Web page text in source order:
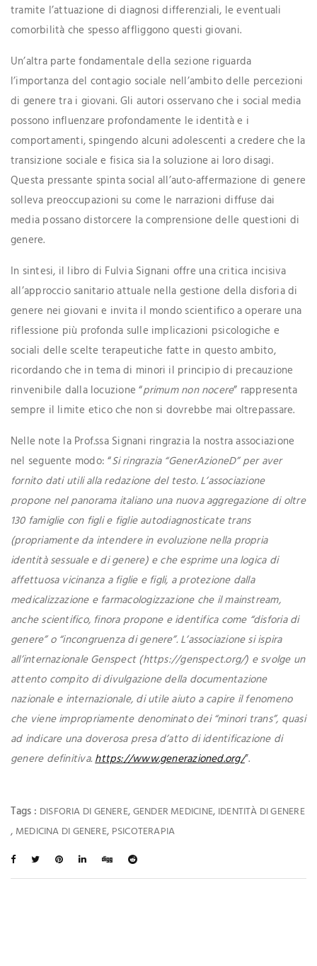
tramite l’attuazione di diagnosi differenziali, le eventuali
comorbilità che spesso affliggono questi giovani.
Un’altra parte fondamentale della sezione riguarda
l’importanza del contagio sociale nell’ambito delle percezioni
di genere tra i giovani. Gli autori osservano che i social media
possono influenzare profondamente le identità e i
comportamenti, spingendo alcuni adolescenti a credere che la
transizione sociale e fisica sia la soluzione ai loro disagi.
Questa pressante spinta social all’auto-affermazione di genere
solleva preoccupazioni su come le narrazioni diffuse dai
media possano distorcere la comprensione delle questioni di
genere.
In sintesi, il libro di Fulvia Signani offre una critica incisiva
all’approccio sanitario attuale nella gestione della disforia di
genere nei giovani e invita il mondo scientifico a operare una
riflessione più profonda sulle implicazioni psicologiche e
sociali delle scelte terapeutiche fatte in questo ambito,
ricordando che in tema di minori il principio di precauzione
rinvenibile dalla locuzione “primum non nocere” rappresenta
sempre il limite etico che non si dovrebbe mai oltrepassare.
Nelle note la Prof.ssa Signani ringrazia la nostra associazione
nel seguente modo: “Si ringrazia “GenerAzioneD” per aver
fornito dati utili alla redazione del testo. L’associazione
propone nel panorama italiano una nuova aggregazione di oltre
130 famiglie con figli e figlie autodiagnosticate trans
(propriamente da intendere in evoluzione nella propria
identità sessuale e di genere) e che esprime una logica di
affettuosa vicinanza a figlie e figli, a protezione dalla
medicalizzazione e farmacologizzazione che il mainstream,
anche scientifico, finora propone e identifica come “disforia di
genere” o “incongruenza di genere”. L’associazione si ispira
all’internazionale Genspect (https://genspect.org/) e svolge un
attento compito di divulgazione della documentazione
nazionale e internazionale, di utile aiuto a capire il fenomeno
che viene impropriamente denominato dei “minori trans”, quasi
ad indicare una doverosa presa d’atto di identificazione di
genere definitiva.https://www.generazioned.org/”.
Tags : DISFORIA DI GENERE,GENDER MEDICINE, IDENTITÀ DI GENERE
, MEDICINA DI GENERE, PSICOTERAPIA